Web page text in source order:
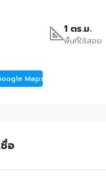
1 ตร.ม.
พื้นที่ใช้สอย
Maps
อ